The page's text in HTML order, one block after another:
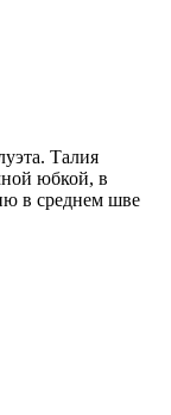
Талия
юбкой, в
в среднем шве